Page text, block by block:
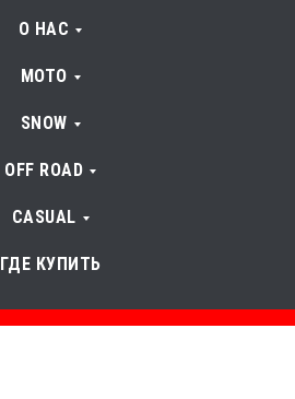
О НАС
МОТО
SNOW
OFF ROAD
CASUAL
ГДЕ КУПИТЬ